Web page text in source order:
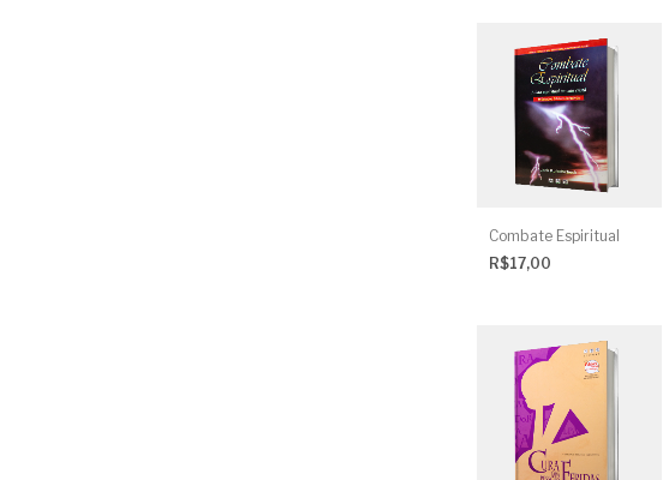
Combate Espiritual
R$17,00